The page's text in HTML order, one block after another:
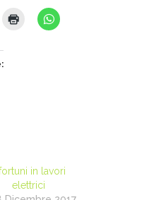
in lavori
elettrici